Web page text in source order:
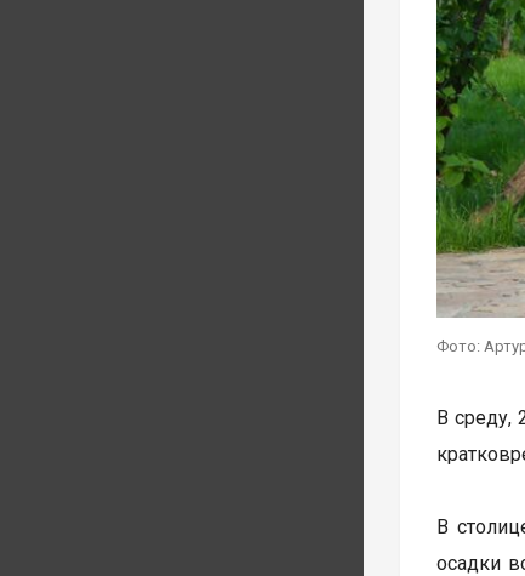
Фото:
В среду,
В
осадки